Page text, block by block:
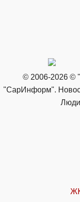
© 2006-2026 ©
"СарИнформ".